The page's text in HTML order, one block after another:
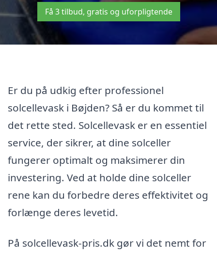
Få 3 tilbud, gratis og uforpligtende
Er du på udkig efter professionel
solcellevask i Bøjden? Så er du kommet til
det rette sted. Solcellevask er en essentiel
service, der sikrer, at dine solceller
fungerer optimalt og maksimerer din
investering. Ved at holde dine solceller
rene kan du forbedre deres effektivitet og
forlænge deres levetid.
På solcellevask-pris.dk gør vi det nemt for